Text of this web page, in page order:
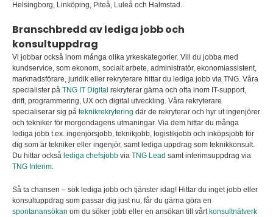
Helsingborg, Linköping, Piteå, Luleå och Halmstad.
Branschbredd av lediga jobb och
konsultuppdrag
Vi jobbar också inom många olika yrkeskategorier. Vill du jobba med
kundservice, som ekonom, socialt arbete, administratör, ekonomiassistent,
marknadsförare, juridik eller rekryterare hittar du lediga jobb via TNG. Våra
specialister på TNG IT Digital rekryterar gärna och ofta inom IT-support,
drift, programmering, UX och digital utveckling. Våra rekryterare
specialiserar sig på teknikrekrytering där de rekryterar och hyr ut ingenjörer
och tekniker för morgondagens utmaningar. Via dem hittar du många
lediga jobb t.ex. ingenjörsjobb, teknikjobb, logistikjobb och inköpsjobb för
dig som är tekniker eller ingenjör, samt lediga uppdrag som teknikkonsult.
Du hittar också lediga chefsjobb via TNG Lead samt interimsuppdrag via
TNG Interim.
Så ta chansen – sök lediga jobb och tjänster idag! Hittar du inget jobb eller
konsultuppdrag som passar dig just nu, får du gärna göra en
spontanansökan om du söker jobb eller en ansökan till vårt konsultnätverk